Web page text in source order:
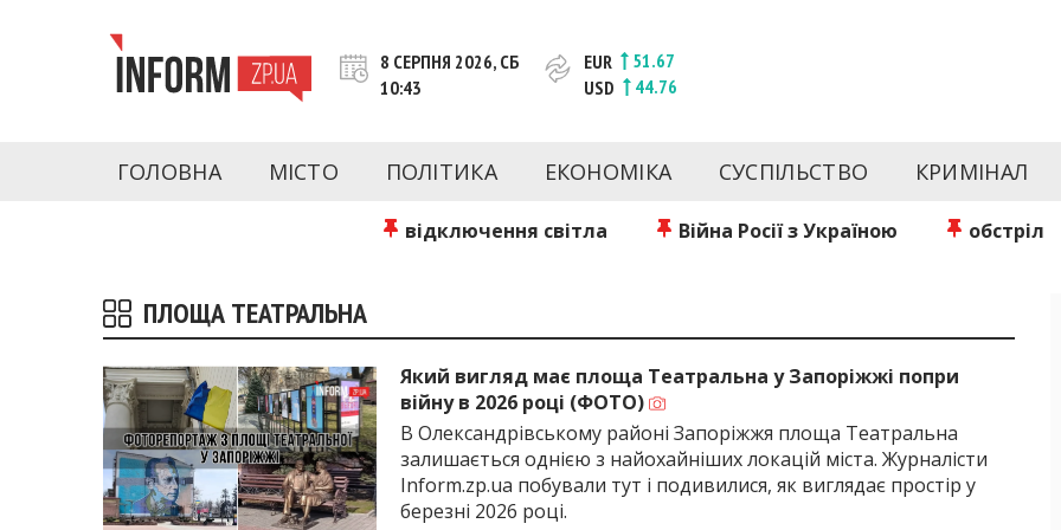
INFORM.ZP.UA – це інформаційний портал та веб-сайт новин міста Запоріжжя. Кожен день ми
Запоріжжя та Запорізької області на день. Інформація та особи Запоріжжя. INFORM.ZP.UA публікує
8 СЕРПНЯ 2026, СБ
10:43
EUR
51.67
USD
44.76
ГОЛОВНА МІСТО ПОЛІТИКА ЕКОНОМІКА СУСПІЛЬСТВО КРИМІНАЛ
відключення світла Війна Росії з Україною обстріл
ПЛОЩА ТЕАТРАЛЬНА
Який вигляд має площа Театральна у Запоріжжі попри
війну в 2026 році (ФОТО)
В Олександрівському районі Запоріжжя площа Театральна
залишається однією з найохайніших локацій міста. Журналісти
Inform.zp.ua побували тут і подивилися, як виглядає простір у
березні 2026 році.